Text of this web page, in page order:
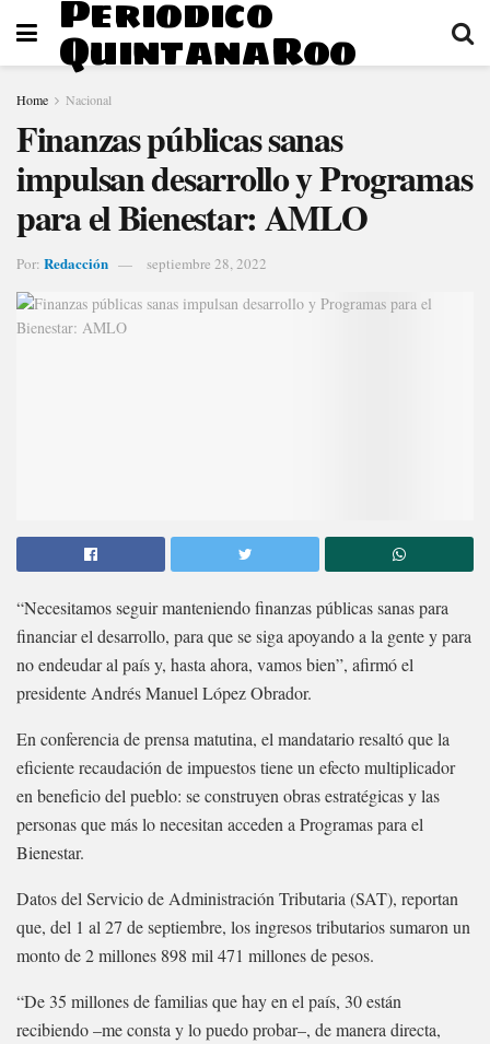
Periodico
QuintanaRoo
Home Nacional
Finanzas públicas sanas
impulsan desarrollo y Programas
para el Bienestar: AMLO
Por: Redacción septiembre 28, 2022
“Necesitamos seguir manteniendo finanzas públicas sanas para
financiar el desarrollo, para que se siga apoyando a la gente y para
no endeudar al país y, hasta ahora, vamos bien”, afirmó el
presidente Andrés Manuel López Obrador.
En conferencia de prensa matutina, el mandatario resaltó que la
eficiente recaudación de impuestos tiene un efecto multiplicador
en beneficio del pueblo: se construyen obras estratégicas y las
personas que más lo necesitan acceden a Programas para el
Bienestar.
Datos del Servicio de Administración Tributaria (SAT), reportan
que, del 1 al 27 de septiembre, los ingresos tributarios sumaron un
monto de 2 millones 898 mil 471 millones de pesos.
“De 35 millones de familias que hay en el país, 30 están
recibiendo –me consta y lo puedo probar–, de manera directa,